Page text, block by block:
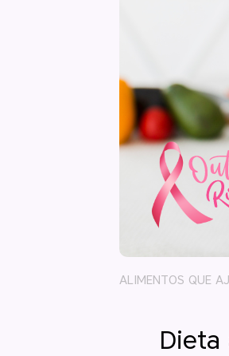
ALIMENTOS QUE